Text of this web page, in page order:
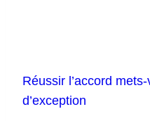
Réussir l’accord
d’exception